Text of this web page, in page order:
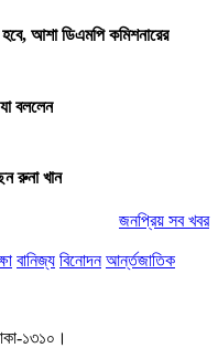
আশা ডিএমপি কমিশনারের
বললেন
রুনা খান
জনপ্রিয় সব খবর
বানিজ্য বিনোদন আর্ন্তজাতিক
১৩১০।